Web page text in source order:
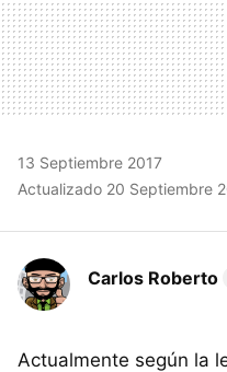
13 Septiembre 2017
Actualizado 20 Septiembre
Carlos Roberto
Actualmente según la